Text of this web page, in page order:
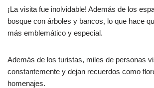
¡La visita fue inolvidable! Además de los
bosque con árboles y bancos, lo que hace
más emblemático y especial.
Además de los turistas, miles de personas
constantemente y dejan recuerdos como
homenajes.